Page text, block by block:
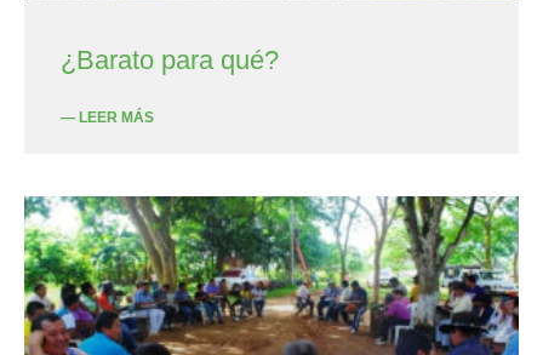
¿Barato para qué?
— LEER MÁS